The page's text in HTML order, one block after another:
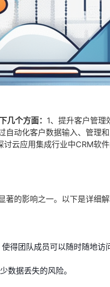
几个方面： 1、提升客户管
动化客户数据输入、管理
云应用集成行业中CRM软件
的影响之一。以下是详细解
得团队成员可以随时随地访
数据丢失的风险。